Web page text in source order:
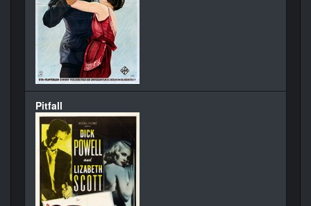
Pitfall